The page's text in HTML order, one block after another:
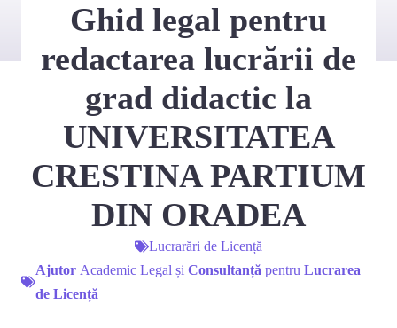
Ghid legal pentru
redactarea lucrării de
grad didactic la
UNIVERSITATEA
CRESTINA PARTIUM
DIN ORADEA
Lucrarări de Licență
Ajutor Academic Legal și Consultanță pentru Lucrarea
de Licență